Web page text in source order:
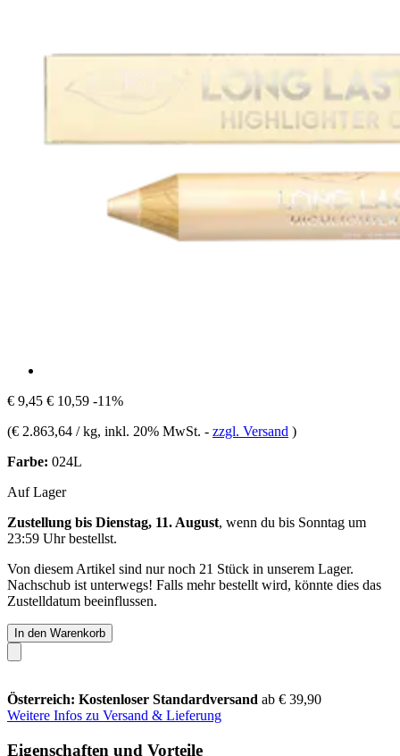
€ 9,45 € 10,59 -11%
(€ 2.863,64 / kg, inkl. 20% MwSt. - zzgl. Versand )
Farbe: 024L
Auf Lager
Zustellung bis Dienstag, 11. August, wenn du bis Sonntag um
23:59 Uhrbestellst.
Von diesem Artikel sind nur noch 21 Stück in unserem Lager.
Nachschub ist unterwegs! Falls mehr bestellt wird, könnte dies das
Zustelldatum beeinflussen.
In den Warenkorb
Österreich: Kostenloser Standardversand ab € 39,90
Weitere Infos zu Versand & Lieferung
Eigenschaften und Vorteile